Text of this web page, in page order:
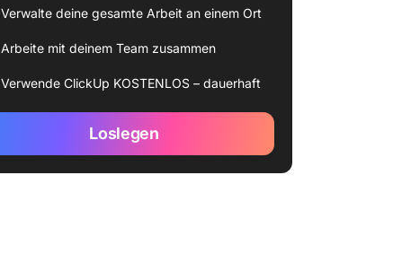
Verwalte deine gesamte Arbeit an einem Ort
Arbeite mit deinem Team zusammen
Verwende ClickUp KOSTENLOS – dauerhaft
Loslegen